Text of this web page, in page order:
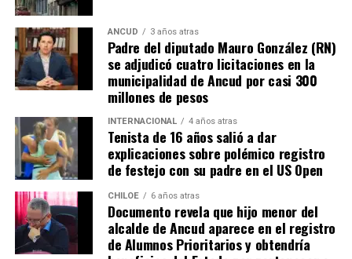
“Efectivamente al interpretar el dictamen de
Contraloría, si bien es cierto, permite nuevamente
sanear sitios, sobre la propiedad particular en el
sector rural específicamente, viene con algunas
precisiones y van a ser más rigurosos en la
ocupación material, es decir, la persona que quiera
sanear tiene que tener un inmueble construido
sobre el sitio, tiene que estar cerrado, tiene que
estar conectado idealmente a los servicios básicos,
idealmente a agua potable, luz eléctrica y tener
dominio de ocupación material por más de 5 años,
como lo dice la Ley”,recalcó el consejero de la
provincia de Chiloé.
ANCUD 3 años atras
Padre del diputado Mauro González (RN)
se adjudicó cuatro licitaciones en la
municipalidad de Ancud por casi 300
millones de pesos
INTERNACIONAL 4 años atras
Tenista de 16 años salió a dar
explicaciones sobre polémico registro
de festejo con su padre en el US Open
CHILOE 6 años atras
Documento revela que hijo menor del
alcalde de Ancud aparece en el registro
de Alumnos Prioritarios y obtendría